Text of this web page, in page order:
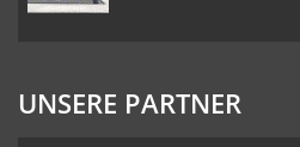
UNSERE PARTNER